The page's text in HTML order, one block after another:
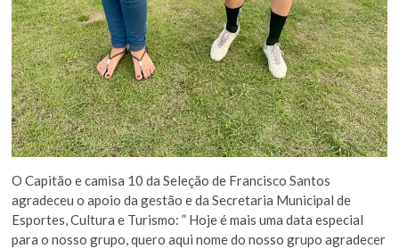
O Capitão e camisa 10 da Seleção de Francisco Santos
agradeceu o apoio da gestão e da Secretaria Municipal de
Esportes, Cultura e Turismo: ” Hoje é mais uma data especial
para o nosso grupo, quero aqui nome do nosso grupo agradecer